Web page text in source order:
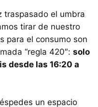
traspasado el umbra
tirar de nuestro
para el consumo son
“regla 420″: solo
desde las 16:20 a
un espacio